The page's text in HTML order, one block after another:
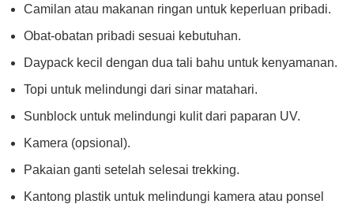
Camilan atau makanan ringan untuk keperluan pribadi.
Obat-obatan pribadi sesuai kebutuhan.
Daypack kecil dengan dua tali bahu untuk kenyamanan.
Topi untuk melindungi dari sinar matahari.
Sunblock untuk melindungi kulit dari paparan UV.
Kamera (opsional).
Pakaian ganti setelah selesai trekking.
Kantong plastik untuk melindungi kamera atau ponsel